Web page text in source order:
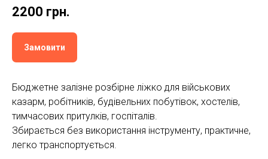
2200 грн.
Замовити
Бюджетне залізне розбірне ліжко для військових
казарм, робітників, будівельних побутівок, хостелів,
тимчасових притулків, госпіталів.
Збирається без використання інструменту, практичнe,
легко транспортується.